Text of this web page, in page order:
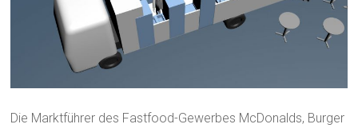
Die Marktführer des Fastfood-Gewerbes McDonalds, Burger